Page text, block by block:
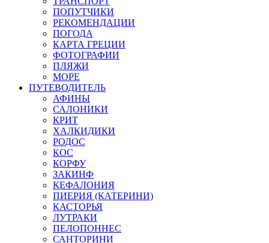
ПОПУТЧИКИ
РЕКОМЕНДАЦИИ
ПОГОДА
КАРТА ГРЕЦИИ
ФОТОГРАФИИ
ПЛЯЖИ
МОРЕ
ПУТЕВОДИТЕЛЬ
АФИНЫ
САЛОНИКИ
КРИТ
ХАЛКИДИКИ
РОДОС
КОС
КОРФУ
ЗАКИНФ
КЕФАЛОНИЯ
ПИЕРИЯ (КАТЕРИНИ)
КАСТОРЬЯ
ЛУТРАКИ
ПЕЛОПОННЕС
САНТОРИНИ